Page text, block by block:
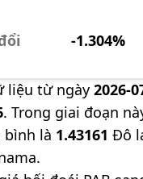
-1.304%
liệu từ ngày 2026-
. Trong giai đoạn
bình là 1.43161 Đô